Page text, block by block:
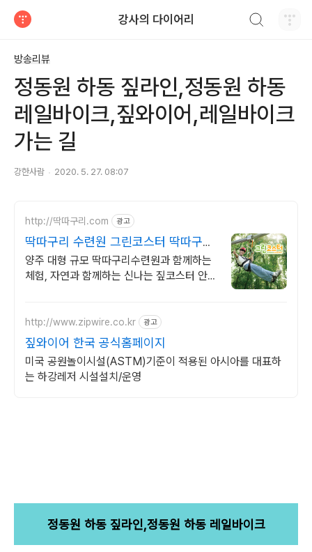
강사의 다이어리
방송리뷰
정동원 하동 짚라인,정동원 하동
레일바이크,짚와이어,레일바이크
가는 길
강한사람 2020. 5. 27. 08:07
http://딱따구리.com 광고
딱따구리 수련원 그린코스터 딱따구리
수련원 집코스터
양주 대형 규모 딱따구리수련원과 함께하는
체험, 자연과 함께하는 신나는 짚코스터 안전
http://www.zipwire.co.kr 광고
짚와이어 한국 공식홈페이지
미국 공원놀이시설(ASTM)기준이 적용된 아시아를 대표하
는 하강레저 시설설치/운영
정동원 하동 짚라인,정동원 하동 레일바이크